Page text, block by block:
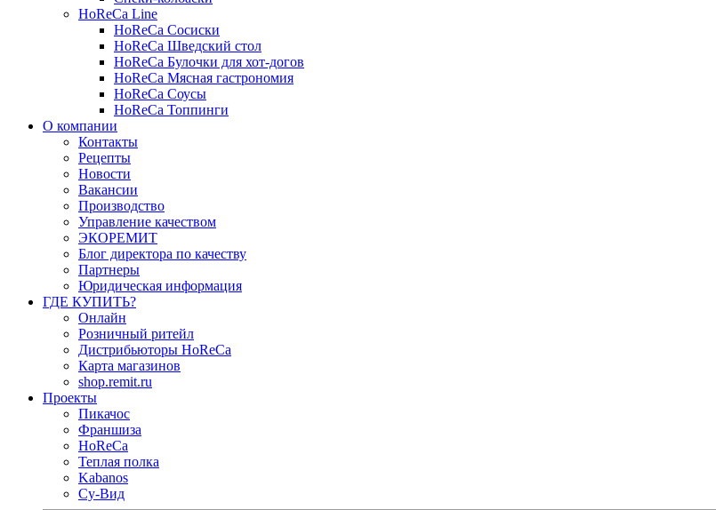
HoReCa Line
HoReCa Сосиски
HoReCa Шведский стол
HoReCa Булочки для хот-догов
HoReCa Мясная гастрономия
HoReCa Соусы
HoReCa Топпинги
О компании
Контакты
Рецепты
Новости
Вакансии
Производство
Управление качеством
ЭКОРЕМИТ
Блог директора по качеству
Партнеры
Юридическая информация
ГДЕ КУПИТЬ?
Онлайн
Розничный ритейл
Дистрибьюторы HoReCa
Карта магазинов
shop.remit.ru
Проекты
Пикачос
Франшиза
HoReCa
Теплая полка
Kabanos
Су-Вид